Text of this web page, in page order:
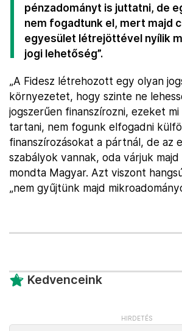
pénzadományt is juttatni, de
nem fogadtunk el, mert majd
egyesület létrejöttével nyílik
jogi lehetőség”.
„A Fidesz létrehozott egy olyan
környezetet, hogy szinte ne
jogszerűen finanszírozni, ezeket
tartani, nem fogunk elfogadni
finanszírozásokat a pártnál, de az
szabályok vannak, oda várjuk majd
mondta Magyar. Azt viszont
„nem gyűjtünk majd
Kedvenceink